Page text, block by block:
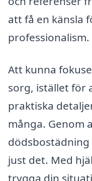
att få en känsla
professionalism.
Att kunna
sorg, istället för
praktiska
många. Genom
just det. Med
trygga din